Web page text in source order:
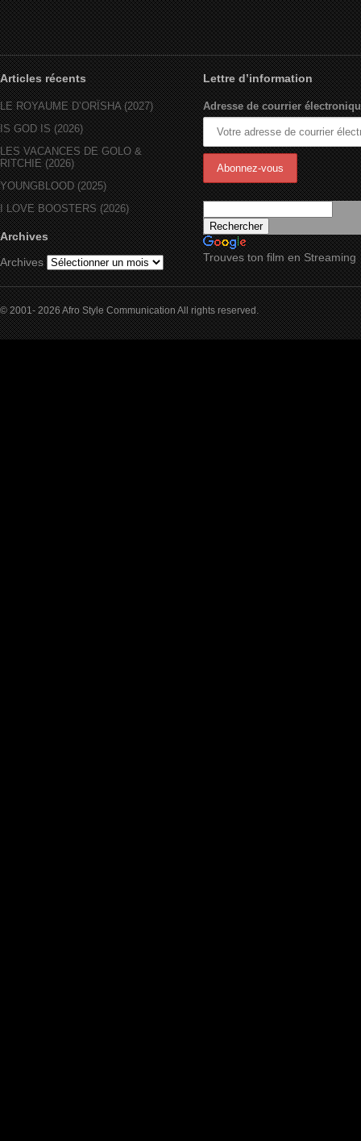
Articles récents
LE ROYAUME D’ORÏSHA (2027)
IS GOD IS (2026)
LES VACANCES DE GOLO &
RITCHIE (2026)
YOUNGBLOOD (2025)
I LOVE BOOSTERS (2026)
Archives
Archives
Lettre d’information
Adresse de courrier
Trouves ton film en Streaming
© 2001- 2026 Afro Style Communication All rights reserved.